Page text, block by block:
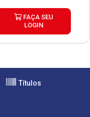
FAÇA SEU
LOGIN
Títulos